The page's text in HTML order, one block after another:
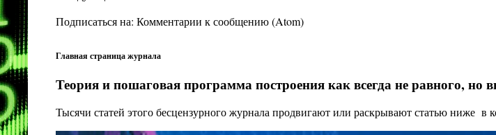
Подписаться на: Комментарии к сообщению (Atom)
Главная страница журнала
Теория и пошаговая программа построения как всегда не равного,
Тысячи статей этого бесцензурного журнала продвигают или раскрывают статью ниже